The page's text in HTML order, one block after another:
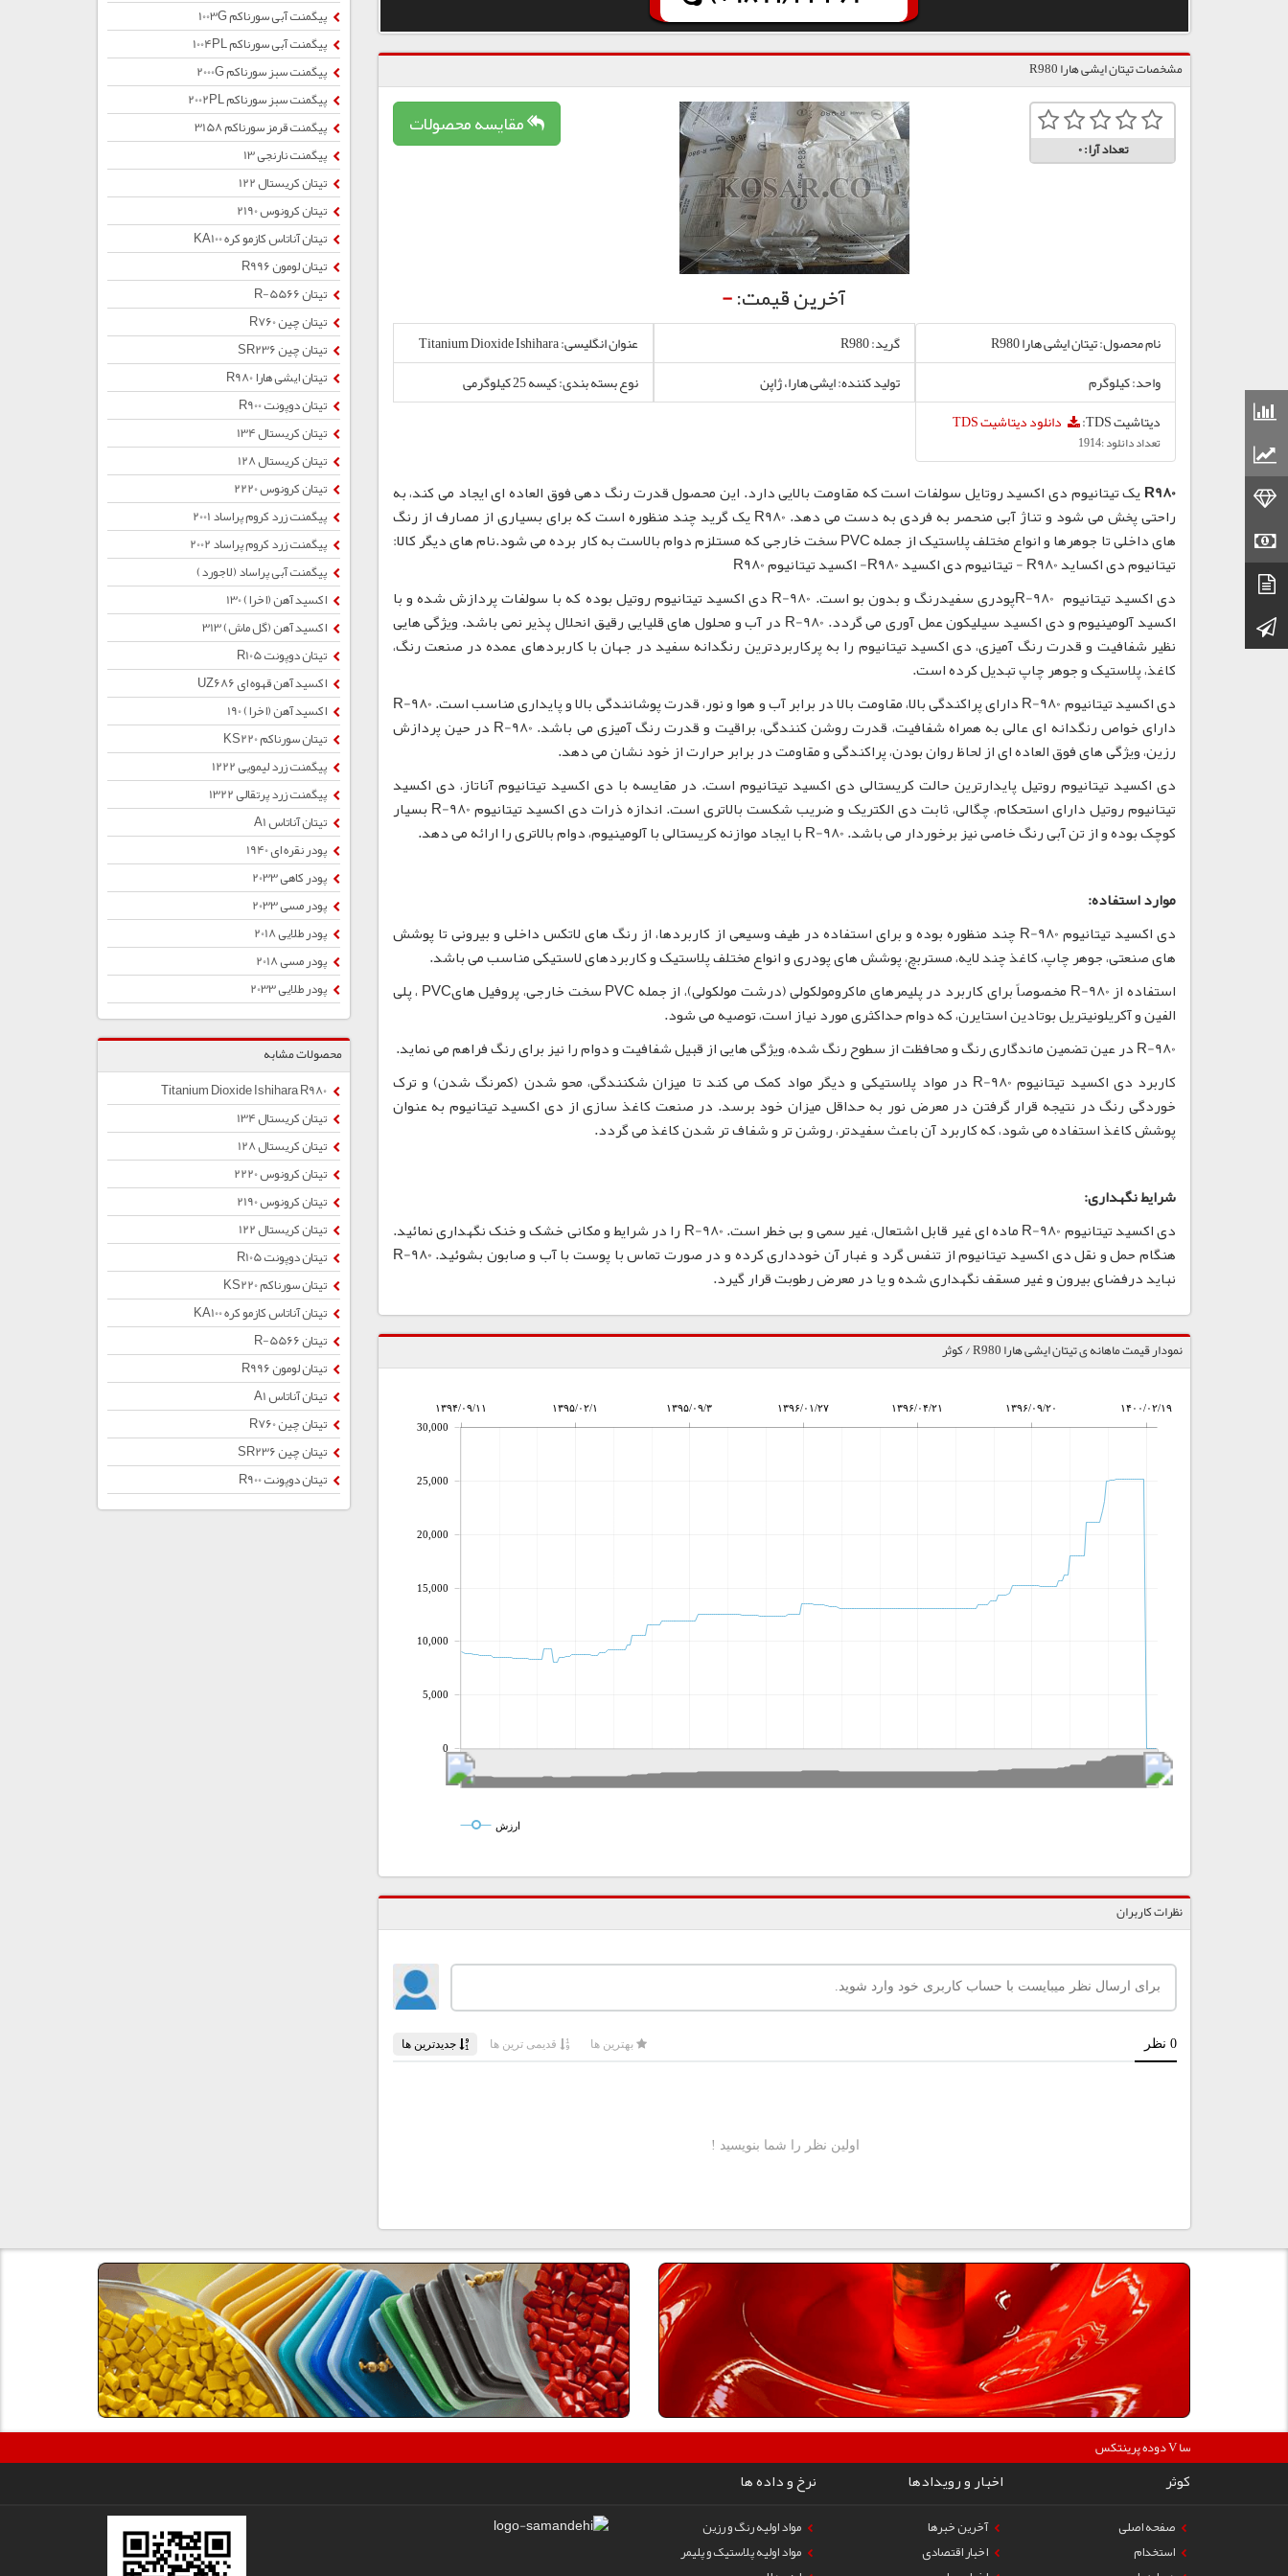
قیمت مواد شیمیایی
قیمت مواد پلاستیکی
قیمت طلا
قیمت سکه
کانال تلگرام
مشخصات تیتان ایشی هارا R980
تعداد آرا:0
مقایسه محصولات
آخرین قیمت:-
نام محصول: تیتان ایشی هارا R980 گرید: R980
عنوان انگلیسی: Titanium Dioxide Ishihara
واحد: کیلوگرم
تولید کننده: ایشی هارا، ژاپن
نوع بسته بندی: کیسه 25 کیلوگرمی
دیتاشیت TDS:
دانلود دیتاشیت TDS
تعداد دانلود :1914
R980یک تیتانیوم دی اکسید روتایل سولفات است که مقاومت بالایی دارد. این محصول قدرت رنگ دهی فوق العاده ای ایجاد می کند، به
راحتی پخش می شود و تناژ آبی منحصر به فردی به دست می دهد. R980 یک گرید چند منظوره است که برای بسیاری از مصارف از رنگ
های داخلی تا جوهرها و انواع مختلف پلاستیک از جمله PVC سخت خارجی که مستلزم دوام بالاست به کار برده می شود.نام های دیگر کالا:
تیتانیوم دی اکساید R980 - تیتانیوم دی اکسید R980- اکسید تیتانیوم R980
دی اکسید تیتانیوم R-980پودری سفیدرنگ و بدون بو است. R-980 دی اکسید تیتانیوم روتیل بوده که با سولفات پردازش شده و با
اکسید آلومینیوم و دی اکسید سیلیکون عمل آوری می گردد. R-980 در آب و محلول های قلیایی رقیق انحلال پذیر نمی باشد. ویژگی هایی
نظیر شفافیت و قدرت رنگ آمیزی، دی اکسید تیتانیوم را به پرکاربردترین رنگدانه سفید در جهان با کاربردهای عمده در صنعت رنگ،
کاغذ، پلاستیک و جوهر چاپ تبدیل کرده است.
دی اکسید تیتانیوم R-980 دارای پراکندگی بالا، مقاومت بالا در برابر آب و هوا و نور، قدرت پوشانندگی بالا و پایداری مناسب است. R-980
دارای خواص رنگدانه ای عالی به همراه شفافیت، قدرت روشن کنندگی، براقیت و قدرت رنگ آمیزی می باشد. R-980 در حین پردازش
رزین، ویژگی های فوق العاده ای از لحاظ روان بودن، پراکندگی و مقاومت در برابر حرارت از خود نشان می دهد.
دی اکسید تیتانیوم روتیل پایدارترین حالت کریستالی دی اکسید تیتانیوم است. در مقایسه با دی اکسید تیتانیوم آناتاز، دی اکسید
تیتانیوم روتیل دارای استحکام، چگالی، ثابت دی الکتریک و ضریب شکست بالاتری است. اندازه ذرات دی اکسید تیتانیوم R-980 بسیار
کوچک بوده و از تن آبی رنگ خاصی نیز برخوردار می باشد. R-980 با ایجاد موازنه کریستالی با آلومینیوم، دوام بالاتری را ارائه می دهد.
موارد استفاده:
دی اکسید تیتانیوم R-980 چند منظوره بوده و برای استفاده در طیف وسیعی از کاربردها، از رنگ های لاتکس داخلی و بیرونی تا پوشش
های صنعتی، جوهر چاپ، کاغذ چند لایه، مستربچ، پوشش های پودری و انواع مختلف پلاستیک و کاربردهای لاستیکی مناسب می باشد.
استفاده از R-980 مخصوصاً برای کاربرد در پلیمرهای ماکرومولکولی (درشت مولکولی)، از جمله PVC سخت خارجی، پروفیل هایPVC ، پلی
الفین و آکریلونیتریل بوتادین استایرن، که دوام حداکثری مورد نیاز است، توصیه می شود.
R-980 در عین تضمین ماندگاری رنگ و محافظت از سطوح رنگ شده، ویژگی هایی از قبیل شفافیت و دوام را نیز برای رنگ فراهم می نماید.
کاربرد دی اکسید تیتانیوم R-980 در مواد پلاستیکی و دیگر مواد کمک می کند تا میزان شکنندگی، محو شدن (کمرنگ شدن) و ترک
خوردگی رنگ در نتیجه قرار گرفتن در معرض نور به حداقل میزان خود برسد. در صنعت کاغذ سازی از دی اکسید تیتانیوم به عنوان
پوشش کاغذ استفاده می شود، که کاربرد آن باعث سفیدتر، روشن تر و شفاف تر شدن کاغذ می گردد.
شرایط نگهداری:
دی اکسید تیتانیوم R-980 ماده ای غیر قابل اشتعال، غیر سمی و بی خطر است. R-980 را در شرایط و مکانی خشک و خنک نگهداری نمائید.
هنگام حمل و نقل دی اکسید تیتانیوم از تنفس گرد و غبار آن خودداری کرده و در صورت تماس با پوست با آب و صابون بشوئید. R-980
نباید درفضای بیرون و غیر مسقف نگهداری شده و یا در معرض رطوبت قرار گیرد.
نمودار قیمت ماهانه ی تیتان ایشی هارا R980 / کوثر
۱۳۹۴/۰۹/۱۱ ۱۳۹۵/۰۲/۱ ۱۳۹۵/۰۹/۳ ۱۳۹۶/۰۱/۲۷ ۱۳۹۶/۰۴/۲۱ ۱۳۹۶/۰۹/۲۰ ۱۴۰۰/۰۲/۱۹
0
5,000
10,000
15,000
20,000
25,000
30,000
ارزش
نظرات کاربران
پیگمنت آبی سورناکم 1003G
پیگمنت آبی سورناکم 1004PL
پیگمنت سبز سورناکم 2000G
پیگمنت سبز سورناکم 2002PL
پیگمنت قرمز سورناکم 3158
پیگمنت نارنجی 13
تیتان کریستال 122
تیتان کرونوس 2190
تیتان آناتاس کازمو کره KA100
تیتان لومون R996
تیتان R-5566
تیتان چین R760
تیتان چین SR236
تیتان ایشی هارا R980
تیتان دوپونت R900
تیتان کریستال 134
تیتان کریستال 128
تیتان کرونوس 2220
پیگمنت زرد كروم پراساد 2001
پیگمنت زرد كروم پراساد 2002
پیگمنت آبی پراساد (لاجورد)
اکسید آهن (اخرا) 130
اکسید آهن (گل ماش) 313
تیتان دوپونت R105
اکسید آهن قهوه ای UZ686
اکسید آهن (اخرا) 190
تیتان سورناکم KS220
پیگمنت زرد لیمویی 1222
پیگمنت زرد پرتقالی 1322
تیتان آناتاس A1
پودر نقره ای 1940
پودر کاهی 2033
پودر مسی 2033
پودر طلایی 2018
پودر مسی 2018
پودر طلایی 2033
محصولات مشابه
Titanium Dioxide Ishihara R980
تیتان کریستال 134
تیتان کریستال 128
تیتان کرونوس 2220
تیتان کرونوس 2190
تیتان کریستال 122
تیتان دوپونت R105
تیتان سورناکم KS220
تیتان آناتاس کازمو کره KA100
تیتان R-5566
تیتان لومون R996
تیتان آناتاس A1
تیتان چین R760
تیتان چین SR236
تیتان دوپونت R900
دوده پرینتکس V دگوسا :360000
کوثر اخبار و رویدادها نرخ و داده ها
صفحه اصلی
استخدام
آخرین خبرها
اخبار اقتصادی
مواد اولیه رنگ و رزین
مواد اولیه پلاستیک و پلیمر